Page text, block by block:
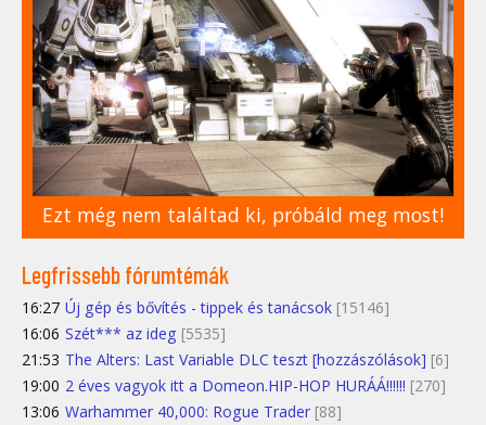
Ezt még nem találtad ki, próbáld meg most!
Legfrissebb fórumtémák
16:27 Új gép és bővítés - tippek és tanácsok [15146]
16:06 Szét*** az ideg [5535]
21:53 The Alters: Last Variable DLC teszt [hozzászólások] [6]
19:00 2 éves vagyok itt a Domeon.HIP-HOP HURÁÁ!!!!!! [270]
13:06 Warhammer 40,000: Rogue Trader [88]